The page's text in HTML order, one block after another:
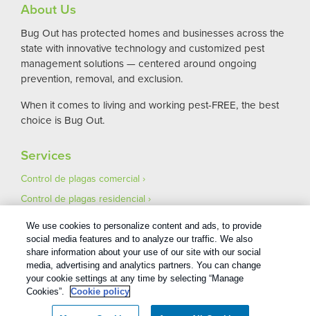
About Us
Bug Out has protected homes and businesses across the
state with innovative technology and customized pest
management solutions — centered around ongoing
prevention, removal, and exclusion.
When it comes to living and working pest-FREE, the best
choice is Bug Out.
Services
Control de plagas comercial
Control de plagas residencial
Pest Control Careers
Asegúrese de que su mudanza esté libre de plagas
We use cookies to personalize content and ads, to provide
social media features and to analyze our traffic. We also
share information about your use of our site with our social
media, advertising and analytics partners. You can change
your cookie settings at any time by selecting “Manage
Cookies”.
Cookie policy